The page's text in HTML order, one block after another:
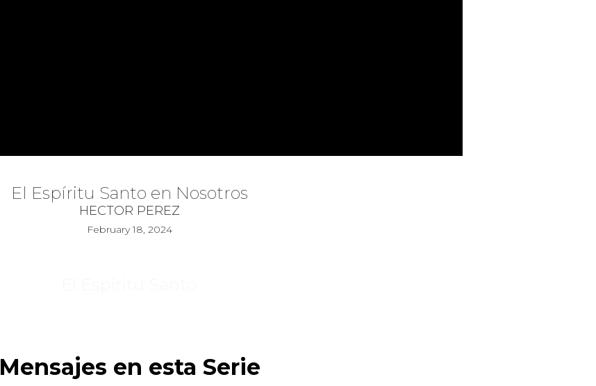
El Espíritu Santo en Nosotros
HECTOR PEREZ
February 18, 2024
Mensajes en esta Serie